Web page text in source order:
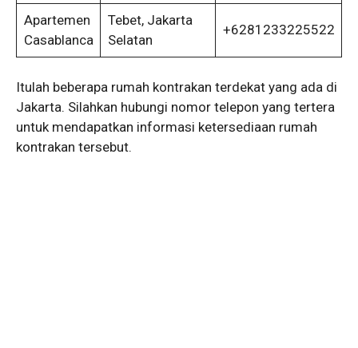
Apartemen
Casablanca
Tebet, Jakarta
Selatan
+6281233225522
Itulah beberapa rumah kontrakan terdekat yang ada di
Jakarta. Silahkan hubungi nomor telepon yang tertera
untuk mendapatkan informasi ketersediaan rumah
kontrakan tersebut.